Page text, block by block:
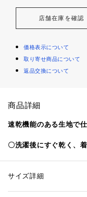
店舗在庫を確認
価格表示について
取り寄せ商品について
返品交換について
商品詳細
速乾機能のある生地で
〇洗濯後にすぐ乾く、
〇ウエスト後ろゴム、
性別：メンズ
素材：ポリエステル100%
サイズ詳細